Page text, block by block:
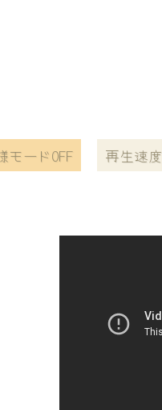
モードOFF 再生速度